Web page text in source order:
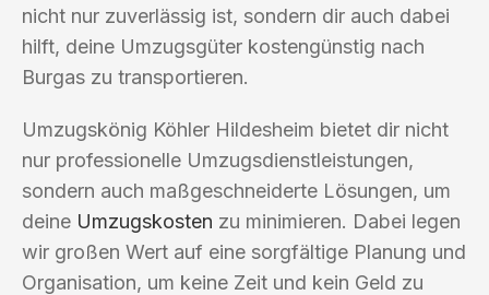
nicht nur zuverlässig ist, sondern dir auch dabei
hilft, deine Umzugsgüter kostengünstig nach
Burgas zu transportieren.
Umzugskönig Köhler Hildesheim bietet dir nicht
nur professionelle Umzugsdienstleistungen,
sondern auch maßgeschneiderte Lösungen, um
deine Umzugskosten zu minimieren. Dabei legen
wir großen Wert auf eine sorgfältige Planung und
Organisation, um keine Zeit und kein Geld zu